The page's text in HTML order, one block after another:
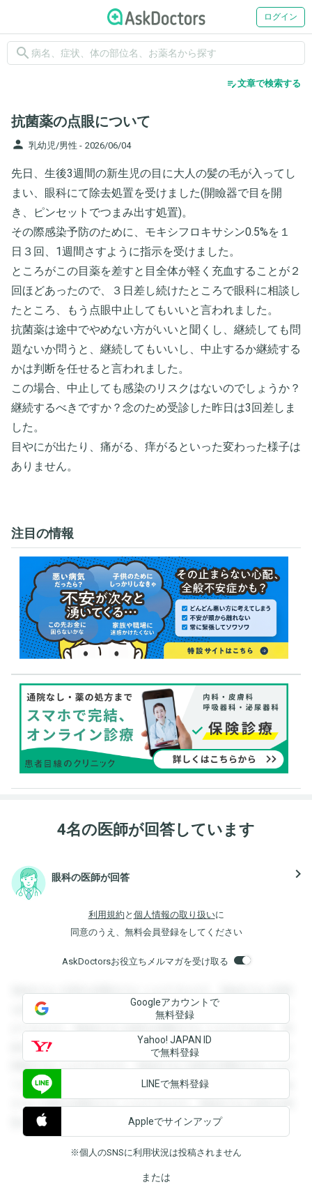
ログイン
search
edit_note文章で検索する
抗菌薬の点眼について
person 乳幼児/男性 - 2026/06/04
先日、生後3週間の新生児の目に大人の髪の毛が入ってし
まい、眼科にて除去処置を受けました(開瞼器で目を開
き、ピンセットでつまみ出す処置)。
その際感染予防のために、モキシフロキサシン0.5%を１
日３回、1週間さすように指示を受けました。
ところがこの目薬を差すと目全体が軽く充血することが２
回ほどあったので、３日差し続けたところで眼科に相談し
たところ、もう点眼中止してもいいと言われました。
抗菌薬は途中でやめない方がいいと聞くし、継続しても問
題ないか問うと、継続してもいいし、中止するか継続する
かは判断を任せると言われました。
この場合、中止しても感染のリスクはないのでしょうか？
継続するべきですか？念のため受診した昨日は3回差しま
した。
目やにが出たり、痛がる、痒がるといった変わった様子は
ありません。
注目の情報
4名の医師が回答しています
眼科の医師が回答 navigate_next
利用規約 と 個人情報の取り扱いに
同意のうえ、無料会員登録をしてください
AskDoctorsお役立ちメルマガを受け取る
登録すると回答を閲覧することができます。登録すると回答
を閲覧することができます。登録すると回答を閲覧すること
ができます。登録すると回答を閲覧することができます。登
録すると回答を閲覧することができます。登録すると回答を
閲覧することができます。登録すると回答を閲覧することが
できます。登録すると回答を閲覧することができます。登録
すると回答を閲覧することができます。登録すると回答を閲
覧することができます。
Googleアカウントで
無料登録
Yahoo! JAPAN ID
で無料登録
LINEで無料登録
Appleでサインアップ
※個人のSNSに利用状況は投稿されません
または